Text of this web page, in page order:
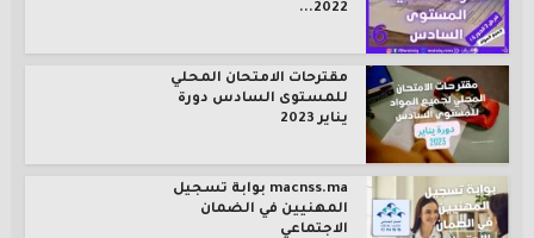
2022...
مقترحات الامتحان المحلي
للمستوى السادس دورة
يناير 2023
macnss.ma بوابة تسجيل
المهنيين في الضمان
الاجتماعي